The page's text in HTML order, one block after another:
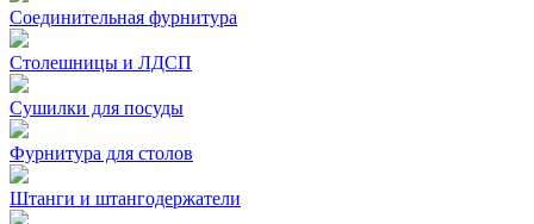
Соединительная фурнитура
Столешницы и ЛДСП
Сушилки для посуды
Фурнитура для столов
Штанги и штангодержатели